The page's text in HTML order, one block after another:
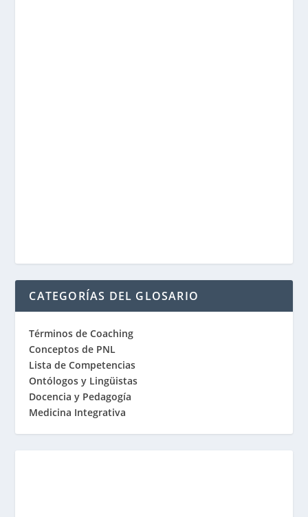
CATEGORÍAS DEL GLOSARIO
Términos de Coaching
Conceptos de PNL
Lista de Competencias
Ontólogos y Lingüistas
Docencia y Pedagogía
Medicina Integrativa